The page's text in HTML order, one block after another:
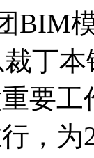
BIM
丁
要
，为